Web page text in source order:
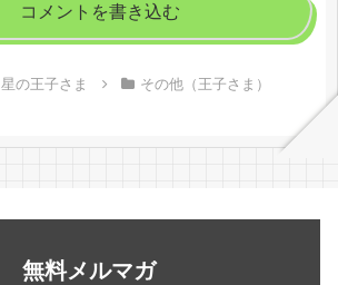
コメントを書き込む
星の王子さま その他（王子さま）
無料メルマガ